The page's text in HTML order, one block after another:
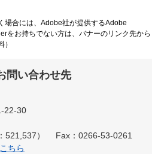
場合には、Adobe社が提供するAdobe
をお持ちでない方は、バナーのリンク先から
問い合わせ先
22-30
521,537）
Fax：0266-53-0261
ちら